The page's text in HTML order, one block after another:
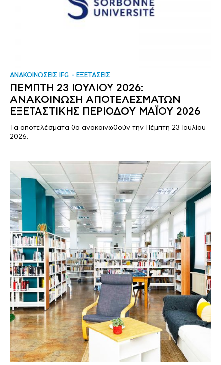
ΑΝΑΚΟΙΝΩΣΕΙΣ IFG ΕΞΕΤΑΣΕΙΣ
ΠΕΜΠΤΗ 23 ΙΟΥΛΙΟΥ 2026:
ΑΝΑΚΟΙΝΩΣΗ ΑΠΟΤΕΛΕΣΜΑΤΩΝ
ΕΞΕΤΑΣΤΙΚΗΣ ΠΕΡΙΟΔΟΥ ΜΑΪΟΥ 2026
Τα αποτελέσματα θα ανακοινωθούν την Πέμπτη 23 Ιουλίου
2026.